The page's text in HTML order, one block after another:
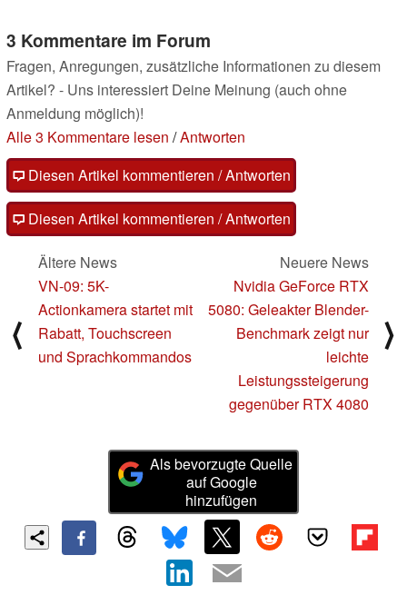
3 Kommentare im Forum
Fragen, Anregungen, zusätzliche Informationen zu diesem
Artikel? - Uns interessiert Deine Meinung (auch ohne
Anmeldung möglich)!
Alle 3 Kommentare lesen /Antworten
Diesen Artikel kommentieren / Antworten
Diesen Artikel kommentieren / Antworten
⟨
Ältere News
VN-09: 5K-
Actionkamera startet mit
Rabatt, Touchscreen
und Sprachkommandos
Neuere News
Nvidia GeForce RTX
5080: Geleakter Blender-
Benchmark zeigt nur
leichte
Leistungssteigerung
gegenüber RTX 4080
⟩
Als bevorzugte Quelle
auf Google
hinzufügen